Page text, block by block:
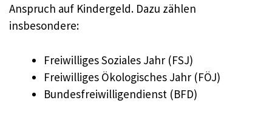
Anspruch auf Kindergeld. Dazu zählen
insbesondere:
Freiwilliges Soziales Jahr (FSJ)
Freiwilliges Ökologisches Jahr (FÖJ)
Bundesfreiwilligendienst (BFD)